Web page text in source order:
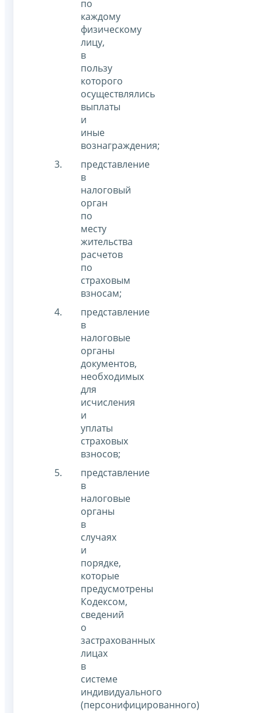
по
каждому
физическому
лицу,
в
пользу
которого
осуществлялись
выплаты
и
иные
вознаграждения;
представление
в
налоговый
орган
по
месту
жительства
расчетов
по
страховым
взносам;
представление
в
налоговые
органы
документов,
необходимых
для
исчисления
и
уплаты
страховых
взносов;
представление
в
налоговые
органы
в
случаях
и
порядке,
которые
предусмотрены
Кодексом,
сведений
о
застрахованных
лицах
в
системе
индивидуального
(персонифицированного)